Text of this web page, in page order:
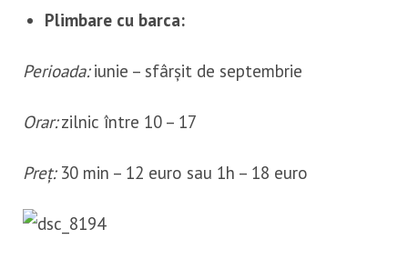
Plimbare cu barca:
Perioada:iunie – sfârșit de septembrie
Orar:zilnic între 10 – 17
Preț:30 min – 12 euro sau 1h – 18 euro